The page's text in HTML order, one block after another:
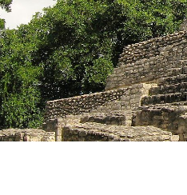
へようこそ